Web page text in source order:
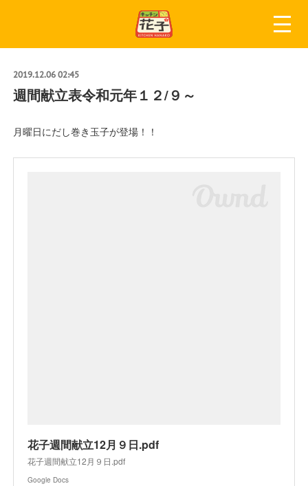
2019.12.06 02:45
週間献立表令和元年１２/９～
月曜日にだし巻き玉子が登場！！
花子週間献立12月９日.pdf
花子週間献立12月９日.pdf
Google Docs